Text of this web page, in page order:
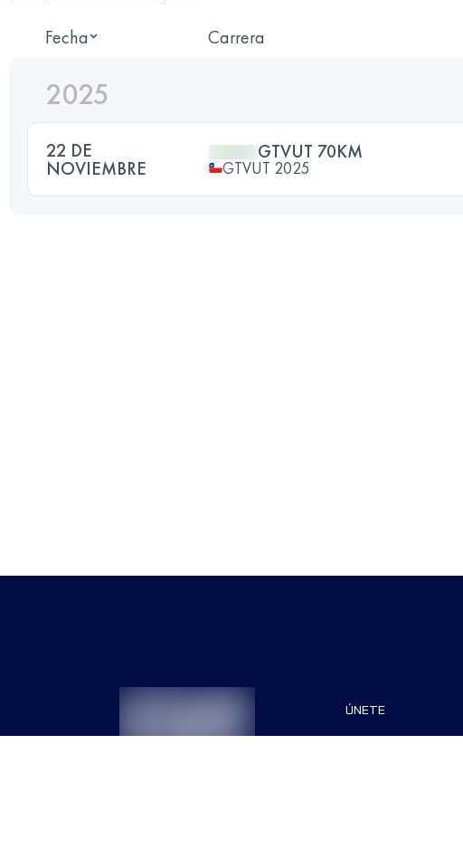
Fecha Carrera
2025
22 DE
NOVIEMBRE
GTVUT 70KM
GTVUT 2025
ÚNETE